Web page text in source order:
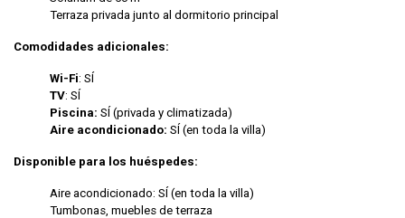
Terraza privada junto al dormitorio principal
Comodidades adicionales:
Wi-Fi: SÍ
TV: SÍ
Piscina: SÍ (privada y climatizada)
Aire acondicionado: SÍ (en toda la villa)
Disponible para los huéspedes:
Aire acondicionado: SÍ (en toda la villa)
Tumbonas, muebles de terraza